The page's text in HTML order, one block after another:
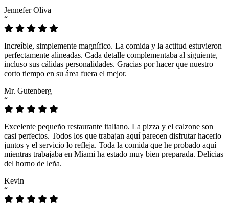
Jennefer Oliva
“
Increíble, simplemente magnífico. La comida y la actitud estuvieron
perfectamente alineadas. Cada detalle complementaba al siguiente,
incluso sus cálidas personalidades. Gracias por hacer que nuestro
corto tiempo en su área fuera el mejor.
Mr. Gutenberg
“
Excelente pequeño restaurante italiano. La pizza y el calzone son
casi perfectos. Todos los que trabajan aquí parecen disfrutar hacerlo
juntos y el servicio lo refleja. Toda la comida que he probado aquí
mientras trabajaba en Miami ha estado muy bien preparada. Delicias
del horno de leña.
Kevin
“